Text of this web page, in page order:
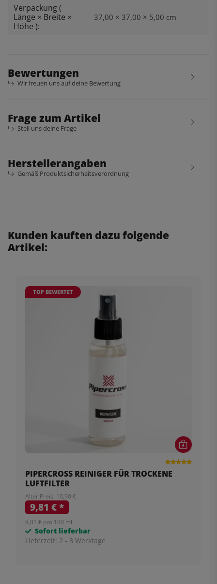
Verpackung (
Länge × Breite ×
Höhe ):
37,00 × 37,00 × 5,00 cm
Bewertungen
Wir freuen uns auf deine Bewertung
Frage zum Artikel
Stell uns deine Frage
Herstellerangaben
Gemäß Produktsicherheitsverordnung
Kunden kauften dazu folgende
Artikel:
TOP BEWERTET
PIPERCROSS REINIGER FÜR TROCKENE
LUFTFILTER
Alter Preis: 10,90 €
9,81 €*
9,81 € pro 100 ml
Sofort lieferbar
Lieferzeit: 2 - 3 Werktage